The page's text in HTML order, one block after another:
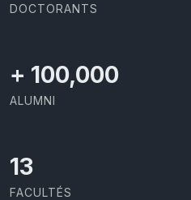
DOCTORANTS
+ 100,000
ALUMNI
13
FACULTÉS